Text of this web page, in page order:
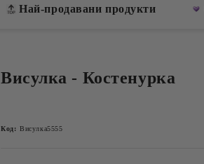
Най-продавани продукти
Висулка - Костенурка
Код: Висулка5555